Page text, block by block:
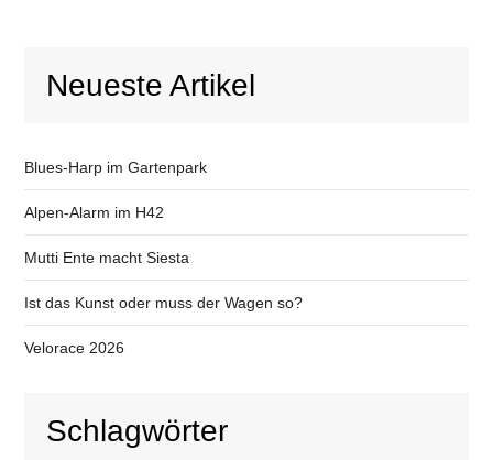
Neueste Artikel
Blues-Harp im Gartenpark
Alpen-Alarm im H42
Mutti Ente macht Siesta
Ist das Kunst oder muss der Wagen so?
Velorace 2026
Schlagwörter